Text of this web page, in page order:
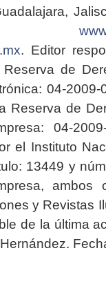
. Editor
de
04-2009-
Reserva de
04-2009-
el Instituto
13449 y
ambos
y Revistas
de la última